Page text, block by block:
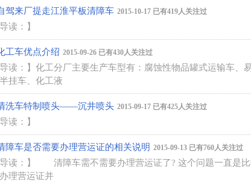
驾来厂提走江淮平板清障车 2015-10-17 已有419人关注过
读：】
工车优点介绍 2015-09-26 已有430人关注过
读：】 化工分厂主要生产车型有：腐蚀性物品罐式运输车、
挂车、化工液
洗车特制喷头——沉井喷头 2015-09-17 已有425人关注过
读：】
障车是否需要办理营运证的相关说明 2015-09-13 已有760人关注过
读：】
清障车需不需要办理营运证了? 这个问题一直是
理营运证并